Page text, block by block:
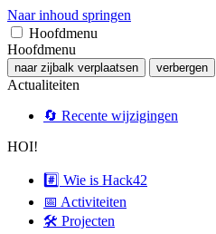
Naar inhoud springen
Hoofdmenu
Hoofdmenu
naar zijbalk verplaatsen verbergen
Actualiteiten
🔄 Recente wijzigingen
HOI!
#️⃣ Wie is Hack42
📅 Activiteiten
🛠 Projecten